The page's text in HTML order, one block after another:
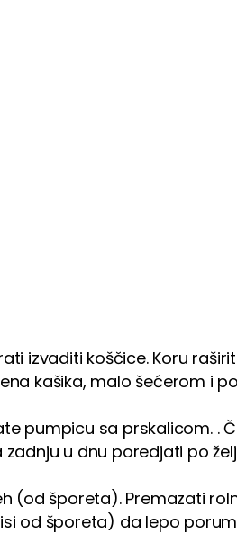
izvaditi koščice. Koru
kašika, malo šećerom i
pumpicu sa prskalicom. .
u dnu poredjati po
(od šporeta). Premazati
od šporeta) da lepo